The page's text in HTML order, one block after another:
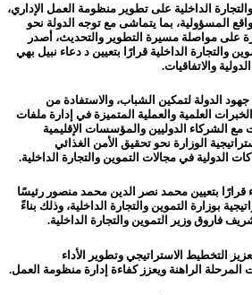
الداخلية على تطوير منظومة العمل الإداري،
المسؤولية، بما يتماشى مع توجه الدولة نحو
على مواصلة مسيرة التطوير والتحديث، أصدر
والتجارة الداخلية قرارًا بتعيين د دعاء نبيل بهي
والاتفاقيات.
الدولة لتمكين الشباب، والاستفادة من
العلمية والعملية المتميزة في إدارة ملفات
مع الشركاء الدوليين والمؤسسات الإقليمية
الوزارة نحو تحقيق الأمن الغذائي
الدولية في مجالات التموين والتجارة الداخلية.
بتعيين محمد نصر الدين محمد منصور رئيسًا
بوزارة التموين والتجارة الداخلية، وذلك بناءً
فاروق وزير التموين والتجارة الداخلية.
التخطيط الاستراتيجي وتطوير الأداء
الراهنة ويعزز كفاءة إدارة منظومة العمل.